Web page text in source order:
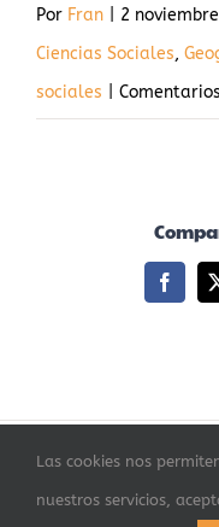
Por Fran 2
Ciencias Sociales,
sociales
Las cookies nos
nuestros servicios,